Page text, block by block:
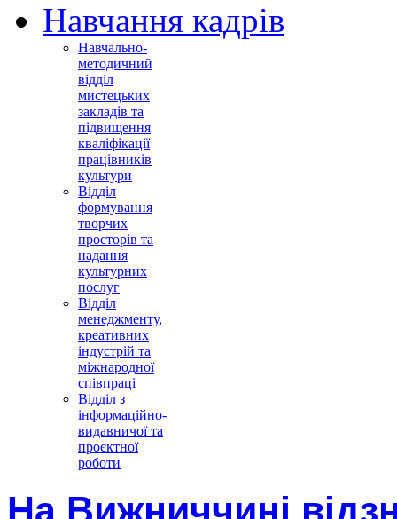
Навчання кадрів
Навчально-
методичний
відділ
мистецьких
закладів та
підвищення
кваліфікації
працівників
культури
Відділ
формування
творчих
просторів та
надання
культурних
послуг
Відділ
менеджменту,
креативних
індустрій та
міжнародної
співпраці
Відділ з
інформаційно-
видавничої та
проєктної
роботи
На Вижниччині